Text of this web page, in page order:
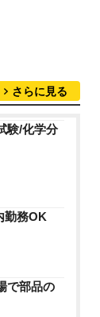
さらに見る
験/化学分
勤務OK
で部品の